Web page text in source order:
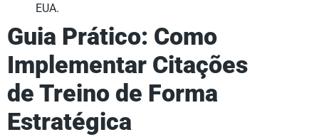
EUA.
Guia Prático: Como
Implementar Citações
de Treino de Forma
Estratégica